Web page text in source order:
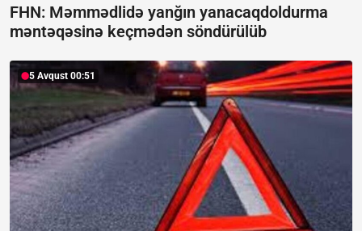
FHN: Məmmədlidə yanğın yanacaqdoldurma
məntəqəsinə keçmədən söndürülüb
5 Avqust 00:51